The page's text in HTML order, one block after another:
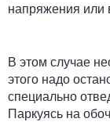
напряжения или
В этом случае
этого надо
специально
Паркуясь на